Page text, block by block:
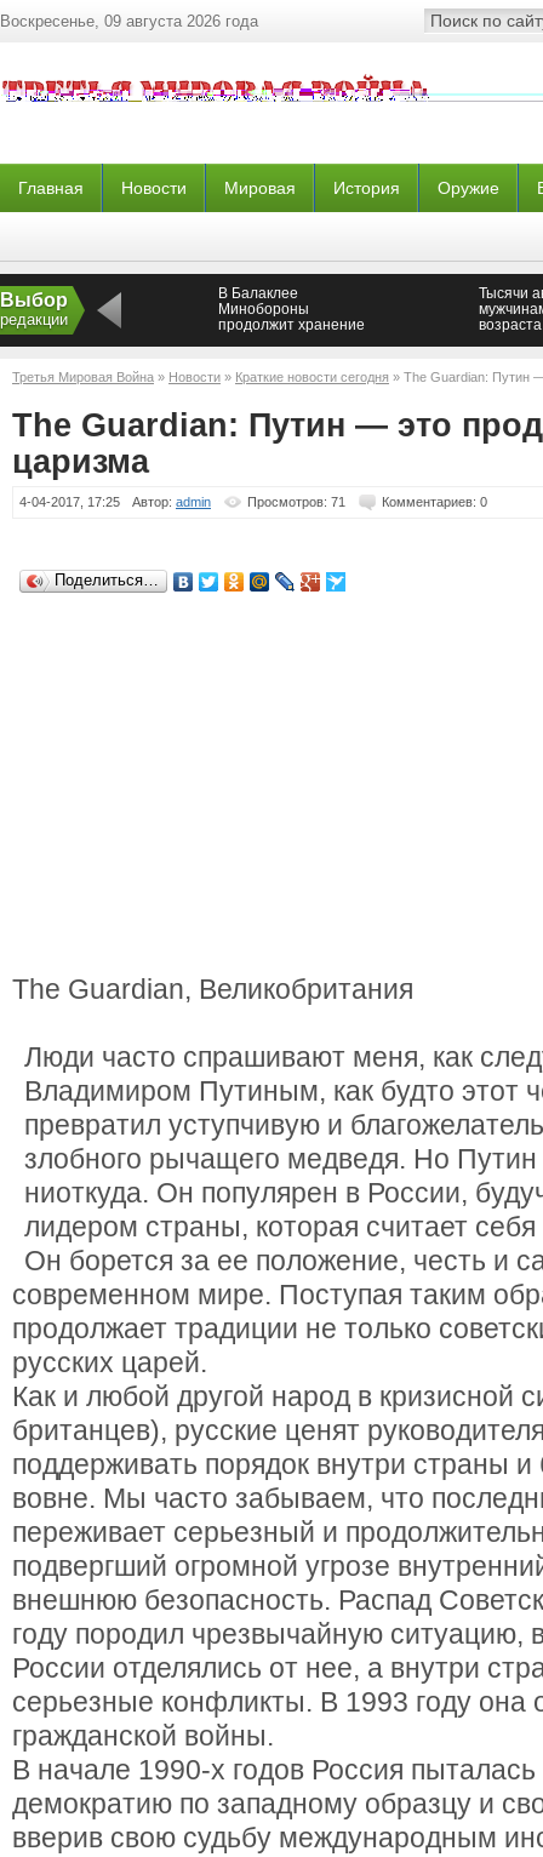
Воскресенье, 09 августа 2026 года
Главная Новости Мировая История Оружие
Выбор
редакции
В Балаклее
Минобороны
продолжит хранение
Арсенал —
Новороссия
Тысячи
возраста
Третья Мировая Война » Новости » Краткие новости сегодня » The Guardian: Путин
The Guardian: Путин — это
царизма
4-04-2017, 17:25 Автор: admin Просмотров: 71 Комментариев: 0
Поделиться…
The Guardian, Великобритания
Люди часто спрашивают меня, как
Владимиром Путиным, как будто этот
превратил уступчивую и
злобного рычащего медведя. Но Путин
ниоткуда. Он популярен в России,
лидером страны, которая считает
Он борется за ее положение, честь и
современном мире. Поступая таким
продолжает традиции не только
русских царей.
Как и любой другой народ в кризисной
британцев), русские ценят
поддерживать порядок внутри страны и
вовне. Мы часто забываем, что
переживает серьезный и
подвергший огромной угрозе
внешнюю безопасность. Распад
году породил чрезвычайную ситуацию,
России отделялись от нее, а внутри
серьезные конфликты. В 1993 году она
гражданской войны.
В начале 1990-х годов Россия пыталась
демократию по западному образцу и
вверив свою судьбу международным